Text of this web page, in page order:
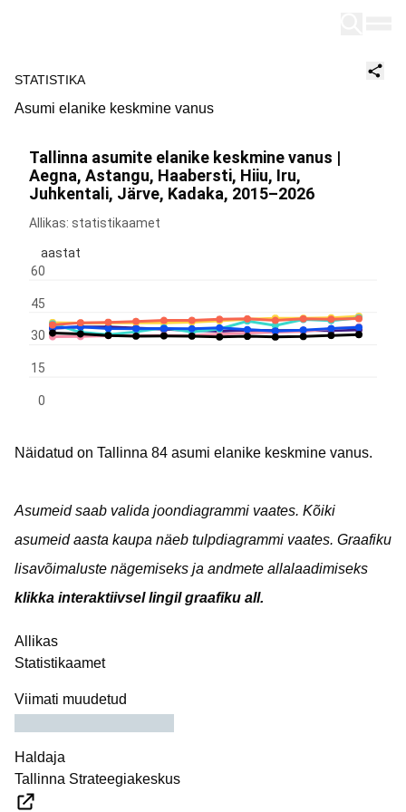
STATISTIKA
Asumi elanike keskmine vanus
Näidatud on Tallinna 84 asumi elanike keskmine vanus.
Asumeid saab valida joondiagrammi vaates. Kõiki
asumeid aasta kaupa näeb tulpdiagrammi vaates. Graafiku
lisavõimaluste nägemiseks ja andmete allalaadimiseks
klikka interaktiivsel lingil graafiku all.
Allikas
Statistikaamet
Viimati muudetud
Haldaja
Tallinna Strateegiakeskus